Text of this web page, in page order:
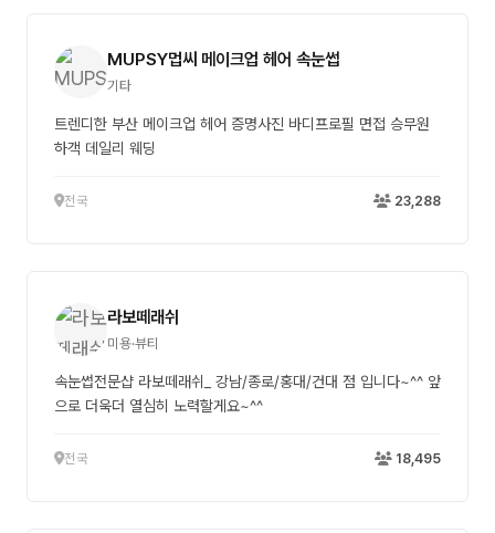
MUPSY멉씨 메이크업 헤어 속눈썹
기타
트렌디한 부산 메이크업 헤어 증명사진 바디프로필 면접 승무원
하객 데일리 웨딩
전국 23,288
라보떼래쉬
미용·뷰티
속눈썹전문샵 라보떼래쉬_ 강남/종로/홍대/건대 점 입니다~^^ 앞
으로 더욱더 열심히 노력할게요~^^
전국 18,495